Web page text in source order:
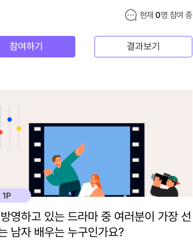
현재0명 참여 중
참여하기 결과보기
1P
영하고 있는 드라마 중 여러분이 가장 선
남자 배우는 누구인가요?